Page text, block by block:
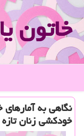
خاتون
نگاهی به
خودكشی زنان